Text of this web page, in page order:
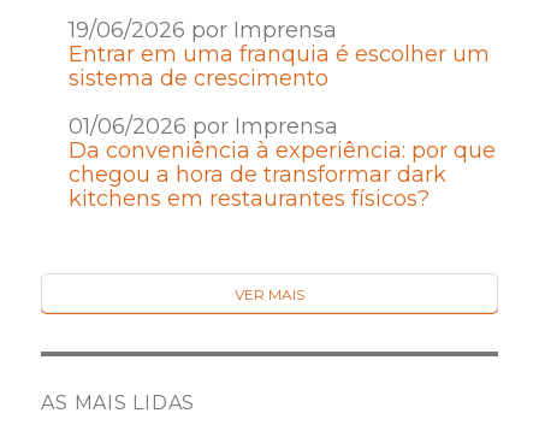
19/06/2026 por Imprensa
Entrar em uma franquia é escolher um
sistema de crescimento
01/06/2026 por Imprensa
Da conveniência à experiência: por que
chegou a hora de transformar dark
kitchens em restaurantes físicos?
VER MAIS
AS MAIS LIDAS